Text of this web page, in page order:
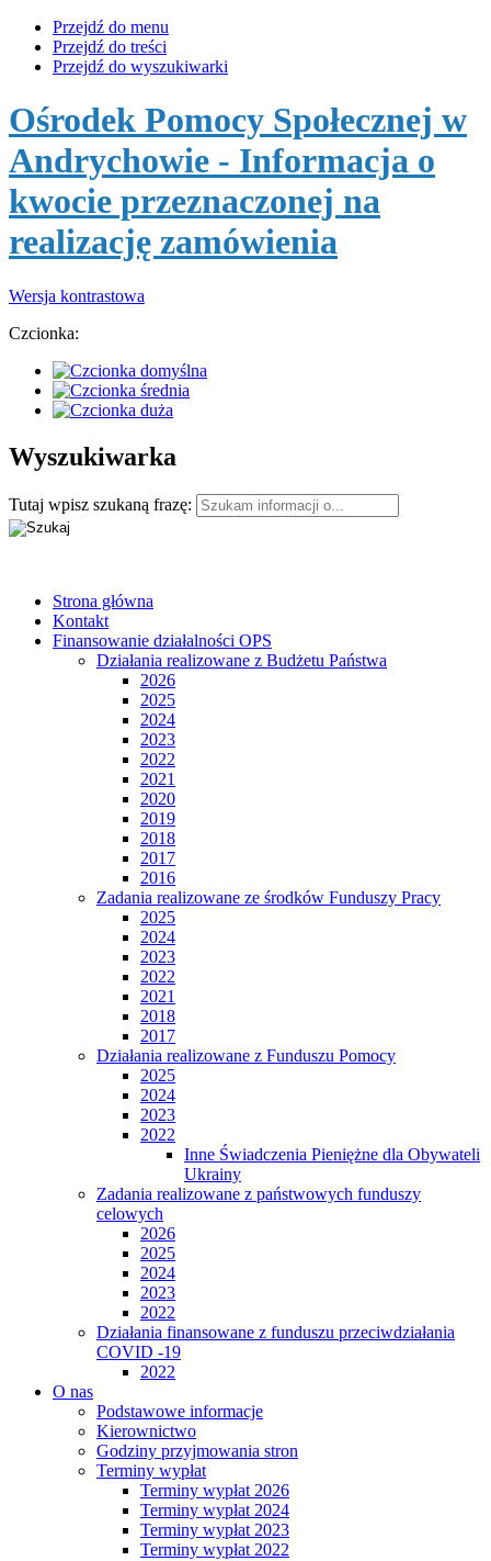
Przejdź do menu
Przejdź do treści
Przejdź do wyszukiwarki
Ośrodek Pomocy Społecznej w
Andrychowie - Informacja o
kwocie przeznaczonej na
realizację zamówienia
Wersja kontrastowa
Czcionka:
Wyszukiwarka
Tutaj wpisz szukaną frazę:
Strona główna
Kontakt
Finansowanie działalności OPS
Działania realizowane z Budżetu Państwa
2026
2025
2024
2023
2022
2021
2020
2019
2018
2017
2016
Zadania realizowane ze środków Funduszy Pracy
2025
2024
2023
2022
2021
2018
2017
Działania realizowane z Funduszu Pomocy
2025
2024
2023
2022
Inne Świadczenia Pieniężne dla Obywateli
Ukrainy
Zadania realizowane z państwowych funduszy
celowych
2026
2025
2024
2023
2022
Działania finansowane z funduszu przeciwdziałania
COVID -19
2022
O nas
Podstawowe informacje
Kierownictwo
Godziny przyjmowania stron
Terminy wypłat
Terminy wypłat 2026
Terminy wypłat 2024
Terminy wypłat 2023
Terminy wypłat 2022